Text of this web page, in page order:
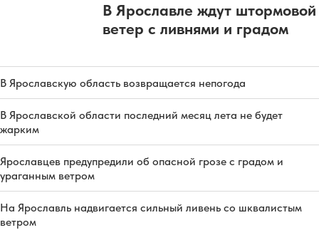
В Ярославле ждут штормовой
ветер с ливнями и градом
В Ярославскую область возвращается непогода
В Ярославской области последний месяц лета не будет
жарким
Ярославцев предупредили об опасной грозе с градом и
ураганным ветром
На Ярославль надвигается сильный ливень со шквалистым
ветром